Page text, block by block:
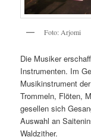
Foto: Arjomi
Die Musiker
Instrumenten. Im
Musikinstrument
Trommeln, Flöten,
gesellen sich
Auswahl an
Waldzither.